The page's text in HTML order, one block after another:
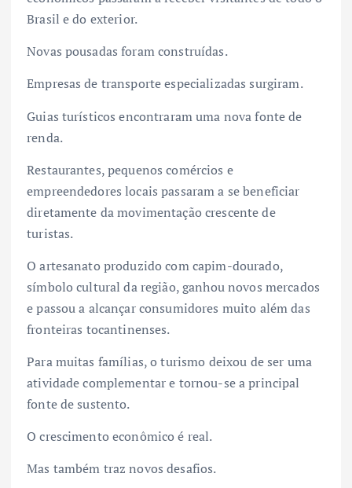
Brasil e do exterior.
Novas pousadas foram construídas.
Empresas de transporte especializadas surgiram.
Guias turísticos encontraram uma nova fonte de
renda.
Restaurantes, pequenos comércios e
empreendedores locais passaram a se beneficiar
diretamente da movimentação crescente de
turistas.
O artesanato produzido com capim-dourado,
símbolo cultural da região, ganhou novos mercados
e passou a alcançar consumidores muito além das
fronteiras tocantinenses.
Para muitas famílias, o turismo deixou de ser uma
atividade complementar e tornou-se a principal
fonte de sustento.
O crescimento econômico é real.
Mas também traz novos desafios.